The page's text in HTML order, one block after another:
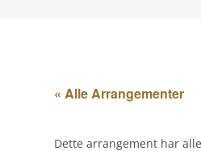
« Alle Arrangementer
Dette arrangement har